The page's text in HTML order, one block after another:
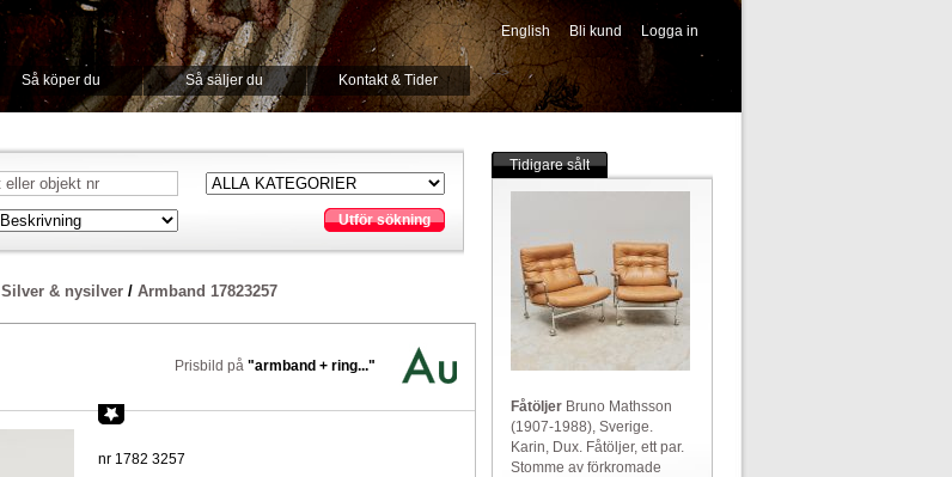
Så köper du Så säljer du Kontakt & Tider
English Bli kund Logga in
-->
Utför sökning
Silver & nysilver/ Armband 17823257
Prisbild på "armband + ring..."
nr 1782 3257
Tidigare sålt
FåtöljerBruno Mathsson
(1907-1988), Sverige.
Karin, Dux. Fåtöljer, ett par.
Stomme av förkromade